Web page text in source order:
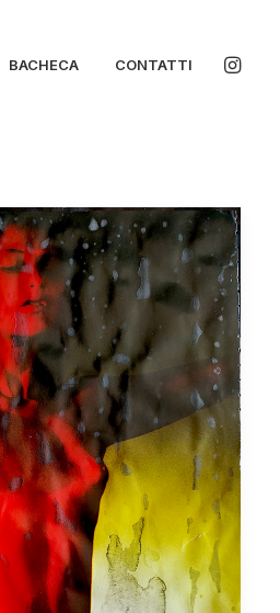
BACHECA CONTATTI